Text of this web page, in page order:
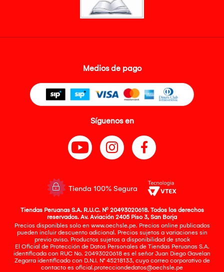
Medios de pago
Síguenos en
Tienda 100% Segura
Tiendas Peruanas S.A. R.U.C. Nº 20493020618. Todos los derechos
reservados. Av. Aviación 2405 Piso 3, San Borja
Precios disponibles solo en www.oechsle.pe. Precios online publicados
pueden incluir descuento adicional. Precios sujetos a variaciones sin
previo aviso. Productos sujetos a disponibilidad de stock
El Oficial de Protección de Datos Personales de Tiendas Peruanas S.A.
identificada con RUC No. 20493020618 es el señor Juan Diego Gavelan
Zegarra identificado con D.N.I. N° 45218133, cuyo correo corporativo de
contacto es oficial.protecciondedatos@oechsle.pe